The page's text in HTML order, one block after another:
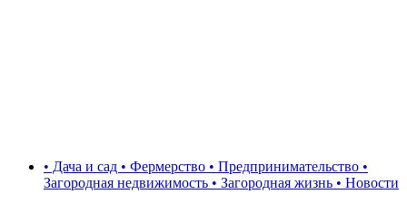
• Дача и сад • Фермерство • Предпринимательство •
Загородная недвижимость • Загородная жизнь • Новости